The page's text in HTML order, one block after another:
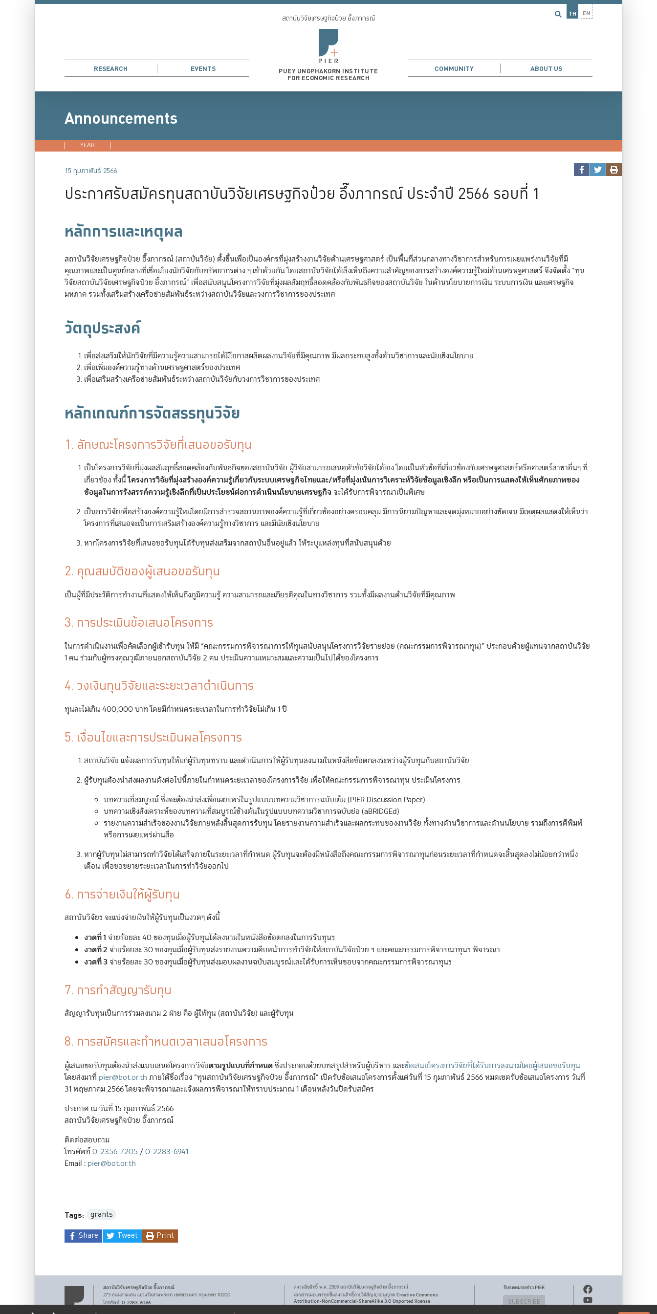
TH EN
RESEARCH EVENTS
สถาบันวิจัยเศรษฐกิจป๋วย อึ๊งภากรณ์
PUEY UNGPHAKORN INSTITUTE
FOR ECONOMIC RESEARCH
COMMUNITY ABOUT US
Announcements
YEAR
15 กุมภาพันธ์ 2566
ประกาศรับสมัครทุนสถาบันวิจัยเศรษฐกิจป๋วย อึ๊งภากรณ์ ประจำปี 2566 รอบที่ 1
หลักการและเหตุผล
สถาบันวิจัยเศรษฐกิจป๋วย อึ๊งภากรณ์ (สถาบันวิจัย) ตั้งขึ้นเพื่อเป็นองค์กรที่มุ่งสร้างงานวิจัยด้านเศรษฐศาสตร์ เป็นพื้นที่ส่วนกลางทางวิชาการสำหรับการเผยแพร่งานวิจัยที่มี
คุณภาพและเป็นศูนย์กลางที่เชื่อมโยงนักวิจัยกับทรัพยากรต่าง ๆ เข้าด้วยกัน โดยสถาบันวิจัยได้เล็งเห็นถึงความสำคัญของการสร้างองค์ความรู้ใหม่ด้านเศรษฐศาสตร์ จึงจัดตั้ง “ทุน
วิจัยสถาบันวิจัยเศรษฐกิจป๋วย อึ๊งภากรณ์” เพื่อสนับสนุนโครงการวิจัยที่มุ่งผลสัมฤทธิ์สอดคล้องกับพันธกิจของสถาบันวิจัย ในด้านนโยบายการเงิน ระบบการเงิน และเศรษฐกิจ
มหภาค รวมทั้งเสริมสร้างเครือข่ายสัมพันธ์ระหว่างสถาบันวิจัยและวงการวิชาการของประเทศ
วัตถุประสงค์
เพื่อส่งเสริมให้นักวิจัยที่มีความรู้ความสามารถได้มีโอกาสผลิตผลงานวิจัยที่มีคุณภาพ มีผลกระทบสูงทั้งด้านวิชาการและนัยเชิงนโยบาย
เพื่อเพิ่มองค์ความรู้ทางด้านเศรษฐศาสตร์ของประเทศ
เพื่อเสริมสร้างเครือข่ายสัมพันธ์ระหว่างสถาบันวิจัยกับวงการวิชาการของประเทศ
หลักเกณฑ์การจัดสรรทุนวิจัย
1. ลักษณะโครงการวิจัยที่เสนอขอรับทุน
เป็นโครงการวิจัยที่มุ่งผลสัมฤทธิ์สอดคล้องกับพันธกิจของสถาบันวิจัย ผู้วิจัยสามารถเสนอหัวข้อวิจัยได้เอง โดยเป็นหัวข้อที่เกี่ยวข้องกับเศรษฐศาสตร์หรือศาสตร์สาขาอื่นๆ ที่
เกี่ยวข้อง ทั้งนี้โครงการวิจัยที่มุ่งสร้างองค์ความรู้เกี่ยวกับระบบเศรษฐกิจไทยและ/หรือที่มุ่งเน้นการวิเคราะห์วิจัยข้อมูลเชิงลึก หรือเป็นการแสดงให้เห็นศักยภาพของ
ข้อมูลในการรังสรรค์ความรู้เชิงลึกที่เป็นประโยชน์ต่อการดำเนินนโยบายเศรษฐกิจ จะได้รับการพิจารณาเป็นพิเศษ
เป็นการวิจัยเพื่อสร้างองค์ความรู้ใหม่โดยมีการสำรวจสถานภาพองค์ความรู้ที่เกี่ยวข้องอย่างครอบคลุม มีการนิยามปัญหาและจุดมุ่งหมายอย่างชัดเจน มีเหตุผลแสดงให้เห็นว่า
โครงการที่เสนอจะเป็นการเสริมสร้างองค์ความรู้ทางวิชาการ และมีนัยเชิงนโยบาย
หากโครงการวิจัยที่เสนอขอรับทุนได้รับทุนส่งเสริมจากสถาบันอื่นอยู่แล้ว ให้ระบุแหล่งทุนที่สนับสนุนด้วย
2. คุณสมบัติของผู้เสนอขอรับทุน
เป็นผู้ที่มีประวัติการทำงานที่แสดงให้เห็นถึงภูมิความรู้ ความสามารถและเกียรติคุณในทางวิชาการ รวมทั้งมีผลงานด้านวิจัยที่มีคุณภาพ
3. การประเมินข้อเสนอโครงการ
ในการดำเนินงานเพื่อคัดเลือกผู้เข้ารับทุน ให้มี “คณะกรรมการพิจารณาการให้ทุนสนับสนุนโครงการวิจัยรายย่อย (คณะกรรมการพิจารณาทุน)” ประกอบด้วยผู้แทนจากสถาบันวิจัย
1 คน ร่วมกับผู้ทรงคุณวุฒิภายนอกสถาบันวิจัย 2 คน ประเมินความเหมาะสมและความเป็นไปได้ของโครงการ
4. วงเงินทุนวิจัยและระยะเวลาดำเนินการ
ทุนละไม่เกิน 400,000 บาท โดยมีกำหนดระยะเวลาในการทำวิจัยไม่เกิน 1 ปี
5. เงื่อนไขและการประเมินผลโครงการ
สถาบันวิจัย แจ้งผลการรับทุนให้แก่ผู้รับทุนทราบ และดำเนินการให้ผู้รับทุนลงนามในหนังสือข้อตกลงระหว่างผู้รับทุนกับสถาบันวิจัย
ผู้รับทุนต้องนำส่งผลงานดังต่อไปนี้ภายในกำหนดระยะเวลาของโครงการวิจัย เพื่อให้คณะกรรมการพิจารณาทุน ประเมินโครงการ
บทความที่สมบูรณ์ ซึ่งจะต้องนำส่งเพื่อเผยแพร่ในรูปแบบบทความวิชาการฉบับเต็ม (PIER Discussion Paper)
บทความเชิงสังเคราะห์ของบทความที่สมบูรณ์ข้างต้นในรูปแบบบทความวิชาการฉบับย่อ (aBRIDGEd)
รายงานความสำเร็จของงานวิจัยภายหลังสิ้นสุดการรับทุน โดยรายงานความสำเร็จและผลกระทบของงานวิจัย ทั้งทางด้านวิชาการและด้านนโยบาย รวมถึงการตีพิมพ์
หรือการเผยแพร่ผ่านสื่อ
หากผู้รับทุนไม่สามารถทำวิจัยได้เสร็จภายในระยะเวลาที่กำหนด ผู้รับทุนจะต้องมีหนังสือถึงคณะกรรมการพิจารณาทุนก่อนระยะเวลาที่กำหนดจะสิ้นสุดลงไม่น้อยกว่าหนึ่ง
เดือน เพื่อขอขยายระยะเวลาในการทำวิจัยออกไป
6. การจ่ายเงินให้ผู้รับทุน
สถาบันวิจัยฯ จะแบ่งจ่ายเงินให้ผู้รับทุนเป็นงวดๆ ดังนี้
งวดที่ 1 จ่ายร้อยละ 40 ของทุนเมื่อผู้รับทุนได้ลงนามในหนังสือข้อตกลงในการรับทุนฯ
งวดที่ 2 จ่ายร้อยละ 30 ของทุนเมื่อผู้รับทุนส่งรายงานความคืบหน้าการทำวิจัยให้สถาบันวิจัยป๋วย ฯ และคณะกรรมการพิจารณาทุนฯ พิจารณา
งวดที่ 3จ่ายร้อยละ 30 ของทุนเมื่อผู้รับทุนส่งมอบผลงานฉบับสมบูรณ์และได้รับการเห็นชอบจากคณะกรรมการพิจารณาทุนฯ
7. การทำสัญญารับทุน
สัญญารับทุนเป็นการร่วมลงนาม 2 ฝ่าย คือ ผู้ให้ทุน (สถาบันวิจัย) และผู้รับทุน
8. การสมัครและกำหนดเวลาเสนอโครงการ
ผู้เสนอขอรับทุนต้องนำส่งแบบเสนอโครงการวิจัยตามรูปแบบที่กำหนดซึ่งประกอบด้วยบทสรุปสำหรับผู้บริหาร และข้อเสนอโครงการวิจัยที่ได้รับการลงนามโดยผู้เสนอขอรับทุน
โดยส่งมาที่ pier@bot.or.th ภายใต้ชื่อเรื่อง “ทุนสถาบันวิจัยเศรษฐกิจป๋วย อึ๊งภากรณ์” เปิดรับข้อเสนอโครงการตั้งแต่วันที่ 15 กุมภาพันธ์ 2566 หมดเขตรับข้อเสนอโครงการ วันที่
31 พฤษภาคม 2566 โดยจะพิจารณาและแจ้งผลการพิจารณาให้ทราบประมาณ 1 เดือนหลังวันปิดรับสมัคร
ประกาศ ณ วันที่ 15 กุมภาพันธ์ 2566
สถาบันวิจัยเศรษฐกิจป๋วย อึ๊งภากรณ์
ติดต่อสอบถาม
โทรศัพท์0-2356-7205 /0-2283-6941
Email : pier@bot.or.th
Tags:
grants
Share
Tweet Print
สถาบันวิจัยเศรษฐกิจป๋วย อึ๊งภากรณ์
273 ถนนสามเสนแขวงวัดสามพระยา เขตพระนคร กรุงเทพฯ 10200
โทรศัพท์:0-2283-6066
สงวนลิขสิทธิ์ พ.ศ. 2569สถาบันวิจัยเศรษฐกิจป๋วย อึ๊งภากรณ์
เอกสารเผยแพร่ทุกชิ้นสงวนสิทธิ์ภายใต้สัญญาอนุญาต Creative Commons
Attribution-NonCommercial-ShareAlike 3.0 Unported license
รับจดหมายข่าว PIER
SUBSCRIBE